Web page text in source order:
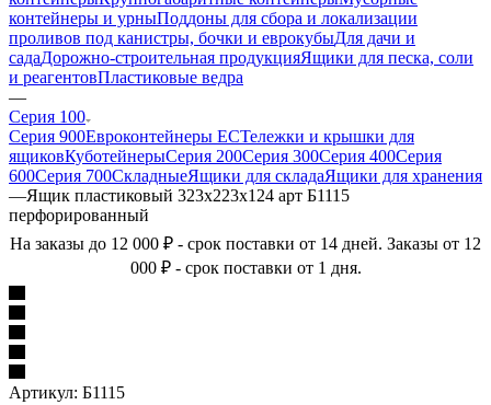
контейнеры и урныПоддоны для сбора и локализации
проливов под канистры, бочки и еврокубыДля дачи и
садаДорожно-строительная продукцияЯщики для песка, соли
и реагентовПластиковые ведра
—
Серия 100
Серия 900Евроконтейнеры ЕСТележки и крышки для
ящиковКуботейнерыСерия 200Серия 300Серия 400Серия
600Серия 700СкладныеЯщики для складаЯщики для хранения
—Ящик пластиковый 323х223х124 арт Б1115
перфорированный
На заказы до 12 000 ₽ - срок поставки от 14 дней. Заказы от 12
000 ₽ - срок поставки от 1 дня.
Артикул: Б1115